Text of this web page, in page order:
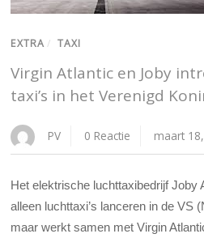
EXTRA / TAXI
Virgin Atlantic en Joby
taxi’s in het Verenigd
PV 0 Reactie maart
Het elektrische luchttaxibedrijf Joby
alleen luchttaxi’s lanceren in de VS
maar werkt samen met Virgin